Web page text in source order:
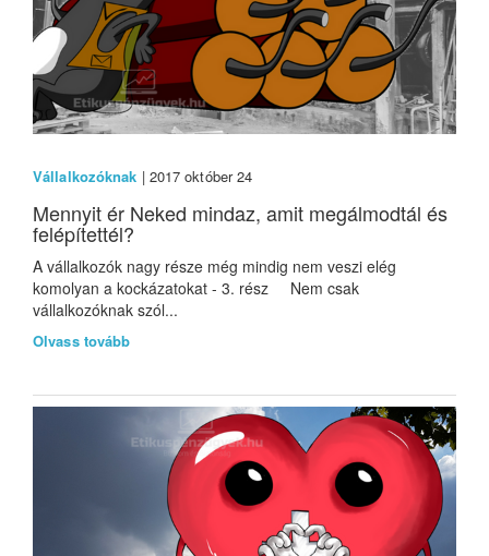
Vállalkozóknak | 2017 október 24
Mennyit ér Neked mindaz, amit megálmodtál és
felépítettél?
A vállalkozók nagy része még mindig nem veszi elég
komolyan a kockázatokat - 3. rész Nem csak
vállalkozóknak szól...
Olvass tovább